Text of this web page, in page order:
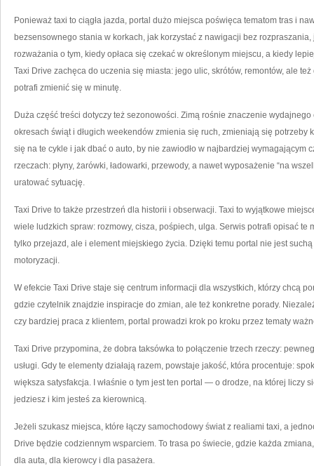
Ponieważ taxi to ciągła jazda, portal dużo miejsca poświęca tematom tras i
bezsensownego stania w korkach, jak korzystać z nawigacji bez
rozważania o tym, kiedy opłaca się czekać w określonym miejscu, a kiedy
Taxi Drive zachęca do uczenia się miasta: jego ulic, skrótów, remontów, ale
potrafi zmienić się w minutę.
Duża część treści dotyczy też sezonowości. Zimą rośnie znaczenie
okresach świąt i długich weekendów zmienia się ruch, zmieniają się potrzeby
się na te cykle i jak dbać o auto, by nie zawiodło w najbardziej wymagającym
rzeczach: płyny, żarówki, ładowarki, przewody, a nawet wyposażenie “na
uratować sytuację.
Taxi Drive to także przestrzeń dla historii i obserwacji. Taxi to wyjątkowe
wiele ludzkich spraw: rozmowy, cisza, pośpiech, ulga. Serwis potrafi opisać te
tylko przejazd, ale i element miejskiego życia. Dzięki temu portal nie jest
motoryzacji.
W efekcie Taxi Drive staje się centrum informacji dla wszystkich, którzy chcą
gdzie czytelnik znajdzie inspiracje do zmian, ale też konkretne porady.
czy bardziej praca z klientem, portal prowadzi krok po kroku przez tematy
Taxi Drive przypomina, że dobra taksówka to połączenie trzech rzeczy:
usługi. Gdy te elementy działają razem, powstaje jakość, która procentuje:
większa satysfakcja. I właśnie o tym jest ten portal — o drodze, na której liczy
jedziesz i kim jesteś za kierownicą.
Jeżeli szukasz miejsca, które łączy samochodowy świat z realiami taxi, a
Drive będzie codziennym wsparciem. To trasa po świecie, gdzie każda
dla auta, dla kierowcy i dla pasażera.